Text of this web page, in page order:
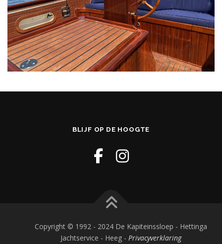
BLIJF OP DE HOOGTE
Copyright © 1992 - 2024 De Kapiteinssloep - Hettinga
Jachtservice - Heeg - Privacyverklaring